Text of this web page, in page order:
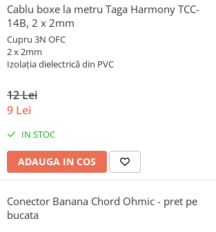
Cablu boxe la metru Taga Harmony TCC-
14B, 2 x 2mm
Cupru 3N OFC
2 x 2mm
Izolația dielectrică din PVC
12 Lei
9 Lei
IN STOC
ADAUGA IN COS
Conector Banana Chord Ohmic - pret pe
bucata